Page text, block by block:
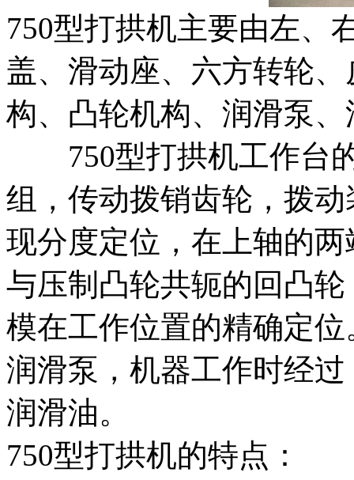
750型打拱机主要由左、
盖、滑动座、六方转轮
构、凸轮机构、润滑泵
750型打拱机工作台的
组，传动拨销齿轮，拨
现分度定位，在上轴的
与压制凸轮共轭的回凸
模在工作位置的精确定
润滑泵，机器工作时经
润滑油。
750型打拱机的特点：